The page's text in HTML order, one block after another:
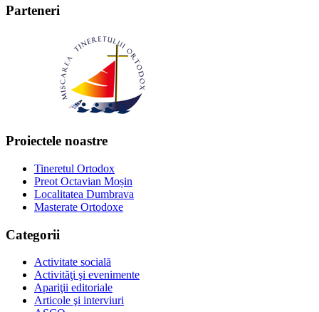
Parteneri
Proiectele noastre
Tineretul Ortodox
Preot Octavian Moșin
Localitatea Dumbrava
Masterate Ortodoxe
Categorii
Activitate socială
Activităţi şi evenimente
Apariţii editoriale
Articole şi interviuri